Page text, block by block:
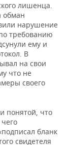
лишенца.
обман
нарушение
требованию
ему и
В
на свои
что не
своего
понятой, что
бланк
свидетеля